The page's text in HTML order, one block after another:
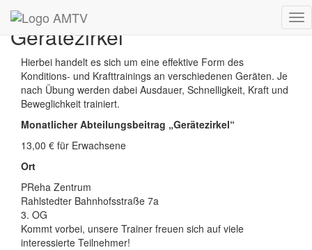
Gerätezirkel
Hierbei handelt es sich um eine effektive Form des
Konditions- und Krafttrainings an verschiedenen Geräten. Je
nach Übung werden dabei Ausdauer, Schnelligkeit, Kraft und
Beweglichkeit trainiert.
Monatlicher Abteilungsbeitrag „Gerätezirkel“
13,00 € für Erwachsene
Ort
PReha Zentrum
Rahlstedter Bahnhofsstraße 7a
3. OG
Kommt vorbei, unsere Trainer freuen sich auf viele
interessierte Teilnehmer!